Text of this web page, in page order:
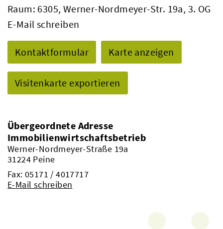
Raum: 6305, Werner-Nordmeyer-Str. 19a, 3. OG
E-Mail schreiben
Kontaktformular Karte anzeigen
Visitenkarte exportieren
Übergeordnete Adresse
Immobilienwirtschaftsbetrieb
Werner-Nordmeyer-Straße 19a
31224 Peine
Fax: 05171 / 4017717
E-Mail schreiben